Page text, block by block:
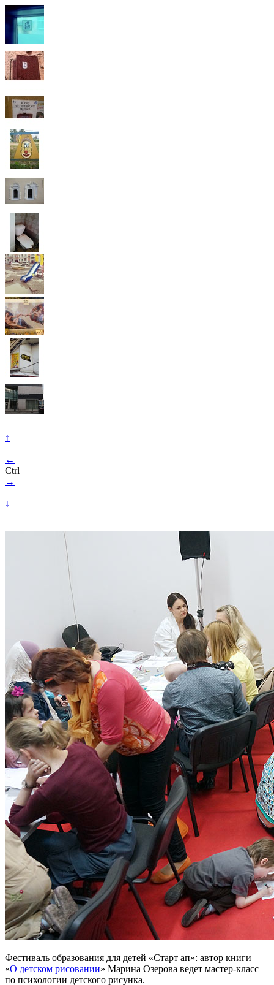
↑
←
Ctrl
→
↓
Фестиваль образования для детей «Старт ап»: автор книги
«О детском рисовании» Марина Озерова ведет мастер-класс
по психологии детского рисунка.